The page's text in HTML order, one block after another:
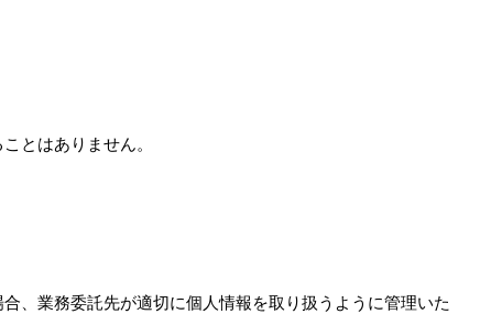
とはありません。
、業務委託先が適切に個人情報を取り扱うように管理いた